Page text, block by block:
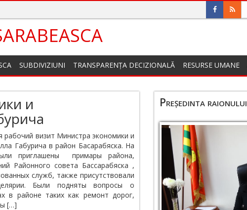
SUBDIVIZIUNI TRANSPARENȚA DECIZIONALĂ RESURSE UMANE
и
рабочий визит Министра экономики и
Габурича в район Басарабяска. На
приглашены примары района,
Районного совета Бассарабяска ,
служб, также присутствовали
Были подняты вопросы о
в районе таких как ремонт дорог,
[…]
Președinta raionului